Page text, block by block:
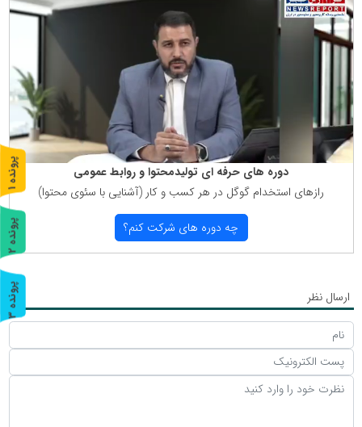
دوره های حرفه ای تولیدمحتوا و روابط عمومی
رازهای استخدام گوگل در هر كسب و كار (آشنایی با سئوی محتوا)
چه دوره های شركت كنم؟
ارسال نظر
پ
ر
و
ن
د
ه
1
پ
ر
و
ن
د
ه
2
پ
ر
و
ن
د
ه
3